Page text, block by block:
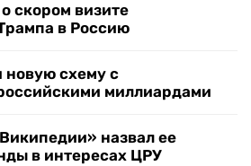
скором визите
в Россию
схему с
миллиардами
назвал ее
в интересах ЦРУ